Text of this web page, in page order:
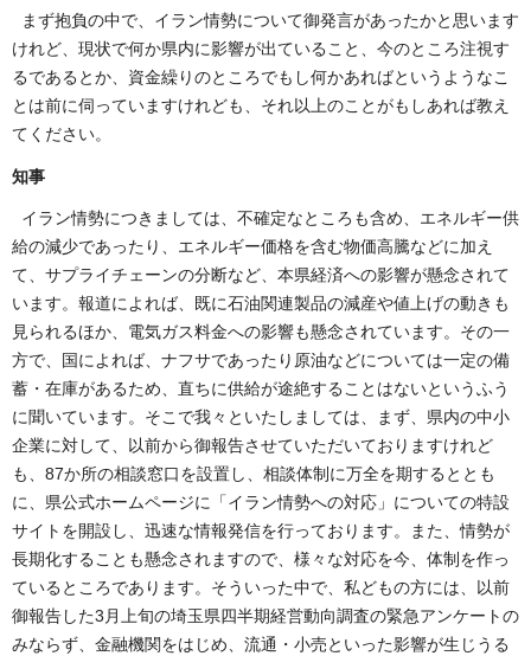
まず抱負の中で、イラン情勢について御発言があったかと思います
けれど、現状で何か県内に影響が出ていること、今のところ注視す
るであるとか、資金繰りのところでもし何かあればというようなこ
とは前に伺っていますけれども、それ以上のことがもしあれば教え
てください。
知事
イラン情勢につきましては、不確定なところも含め、エネルギー供
給の減少であったり、エネルギー価格を含む物価高騰などに加え
て、サプライチェーンの分断など、本県経済への影響が懸念されて
います。報道によれば、既に石油関連製品の減産や値上げの動きも
見られるほか、電気ガス料金への影響も懸念されています。その一
方で、国によれば、ナフサであったり原油などについては一定の備
蓄・在庫があるため、直ちに供給が途絶することはないというふう
に聞いています。そこで我々といたしましては、まず、県内の中小
企業に対して、以前から御報告させていただいておりますけれど
も、87か所の相談窓口を設置し、相談体制に万全を期するととも
に、県公式ホームページに「イラン情勢への対応」についての特設
サイトを開設し、迅速な情報発信を行っております。また、情勢が
長期化することも懸念されますので、様々な対応を今、体制を作っ
ているところであります。そういった中で、私どもの方には、以前
御報告した3月上旬の埼玉県四半期経営動向調査の緊急アンケートの
みならず、金融機関をはじめ、流通・小売といった影響が生じうる